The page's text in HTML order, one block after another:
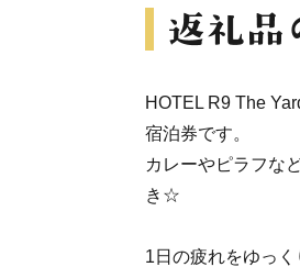
HOTEL R9 The
宿泊券です。
カレーやピラフな
き☆
1日の疲れをゆっ